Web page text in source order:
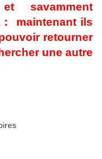
et savamment
: maintenant ils
retourner
une autre